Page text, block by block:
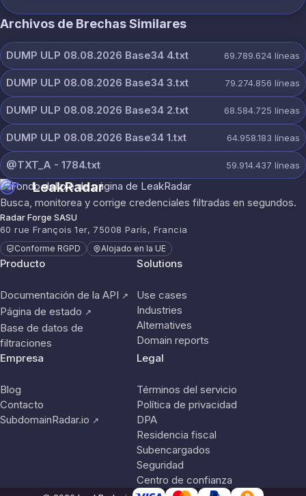
Archivos de Brechas Similares
DUMP ULP 08.08.2026 Base34 4.txt 69.789.624 líneas
DUMP ULP 08.08.2026 Base34 3.txt 79.274.856 líneas
DUMP ULP 08.08.2026 Base34 2.txt 68.584.725 líneas
DUMP ULP 08.08.2026 Base34 1.txt 64.958.183 líneas
@TXT_A - 1784.txt 59.914.437 líneas
LeakRadar
Busca, monitorea y corrige credenciales filtradas en segundos.
Radar Forge SASU
60 rue François 1er, 75008 París, Francia
Conforme RGPD Alojado en la UE
Producto
Documentación de la API ↗
Página de estado ↗
Base de datos de
filtraciones
Solutions
Use cases
Industries
Alternatives
Domain reports
Empresa
Blog
Contacto
SubdomainRadar.io ↗
Legal
Términos del servicio
Política de privacidad
DPA
Residencia fiscal
Subencargados
Seguridad
Centro de confianza